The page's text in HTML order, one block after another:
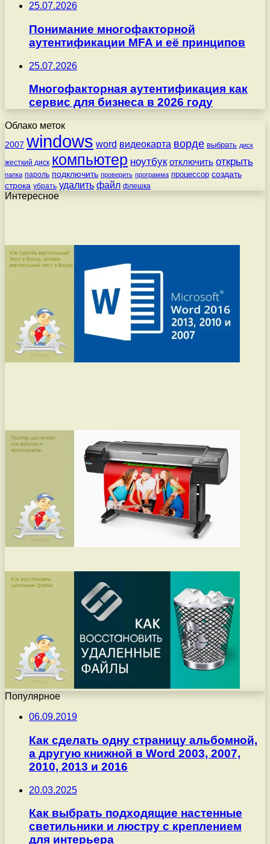
25.07.2026
Понимание многофакторной
аутентификации MFA и её принципов
25.07.2026
Многофакторная аутентификация как
сервис для бизнеса в 2026 году
Облако меток
2007 windows word видеокарта ворде выбрать диск
жесткий диск компьютер ноутбук отключить открыть
папка пароль подключить проверить программа процессор создать
строка убрать удалить файл флешка
Интересное
Популярное
06.09.2019
Как сделать одну страницу альбомной,
а другую книжной в Word 2003, 2007,
2010, 2013 и 2016
20.03.2025
Как выбрать подходящие настенные
светильники и люстру с креплением
для интерьера